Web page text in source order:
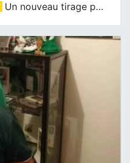
Un nouveau tirage pour le Docu-BD